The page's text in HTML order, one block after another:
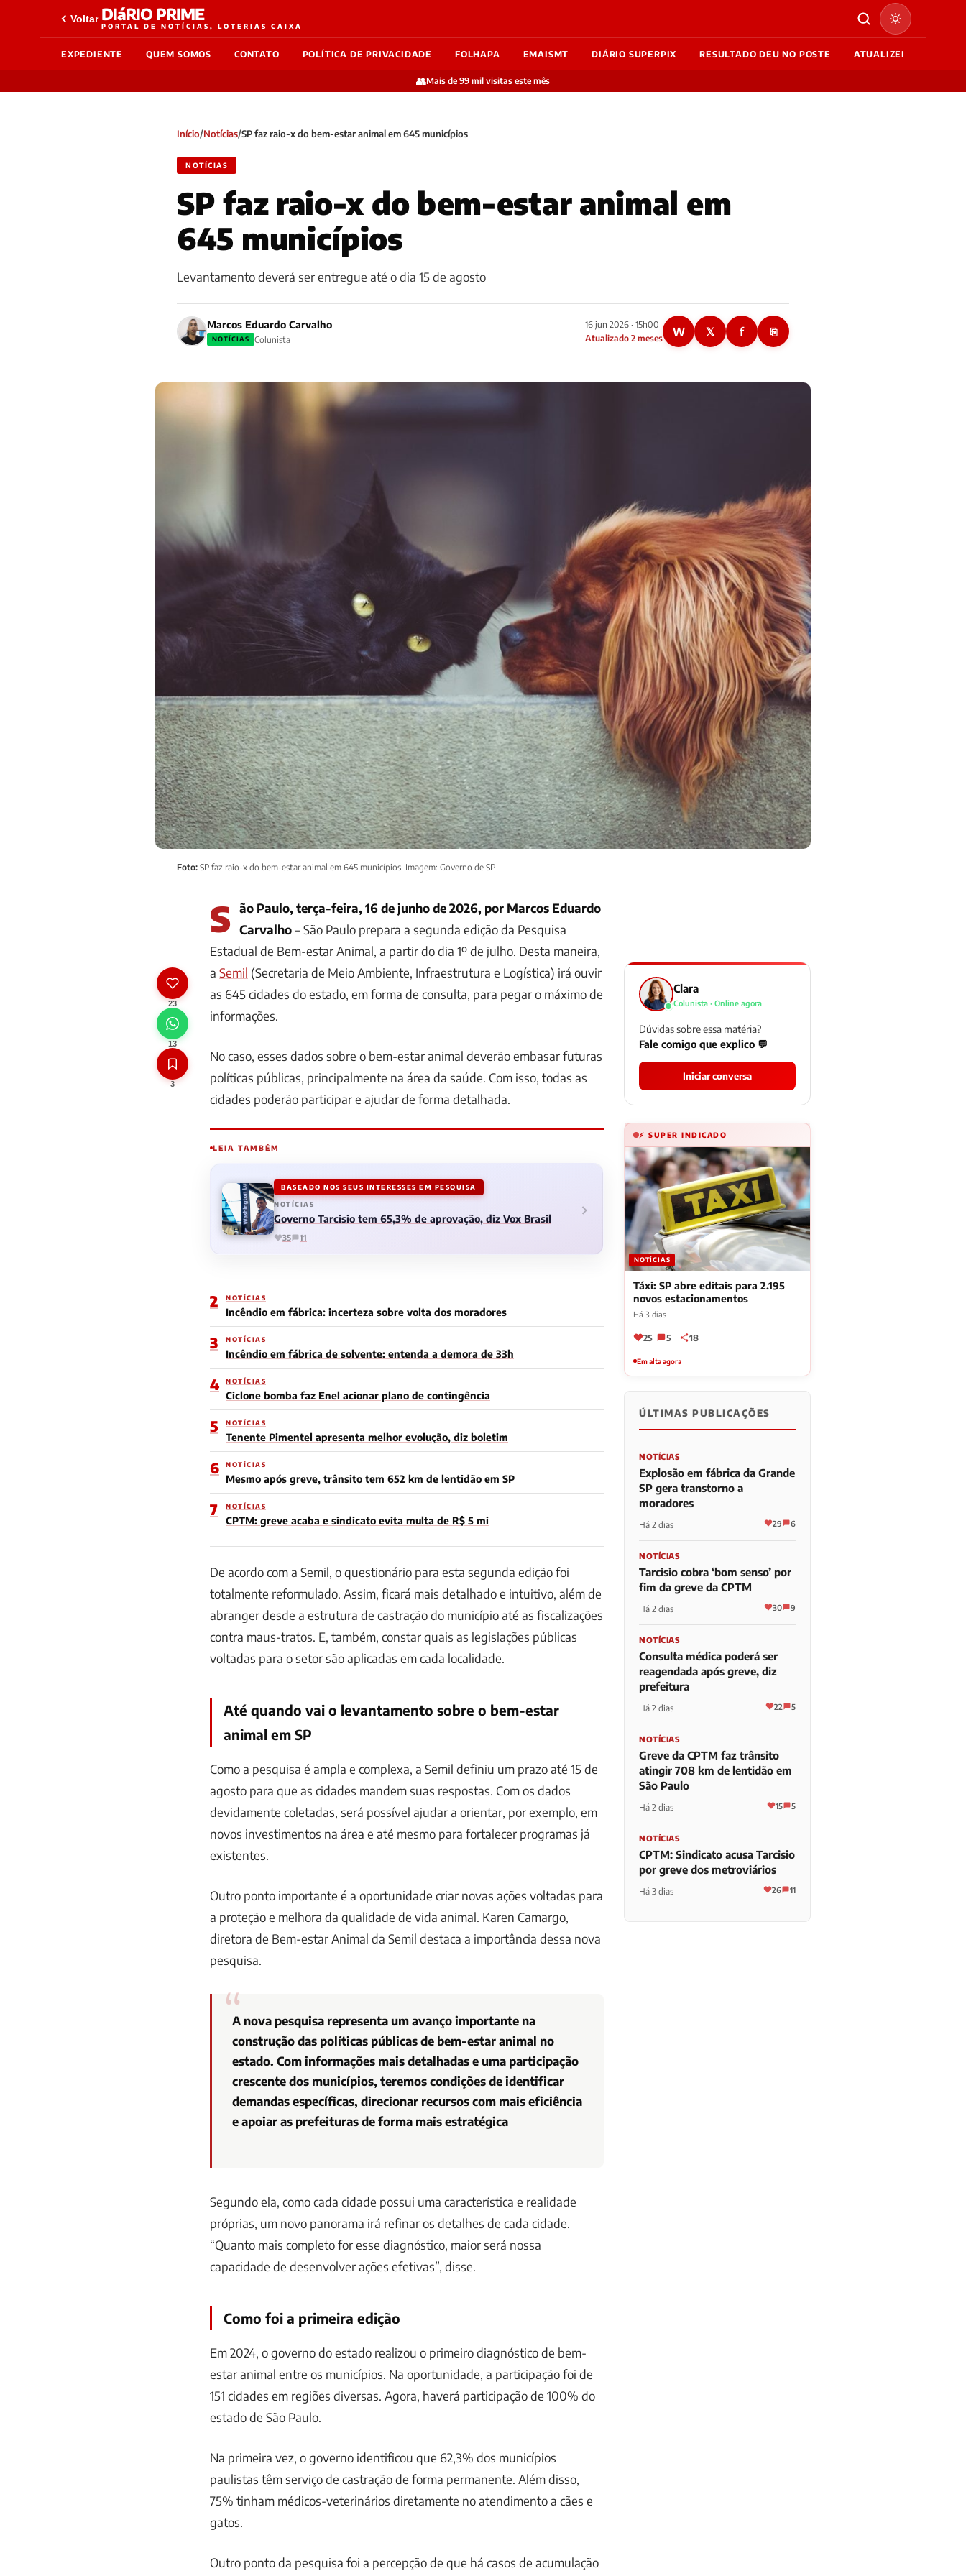
Voltar DIáRIO PRIME
PORTAL DE NOTÍCIAS, LOTERIAS CAIXA
EXPEDIENTE QUEM SOMOS CONTATO POLÍTICA DE PRIVACIDADE FOLHAPA EMAISMT DIÁRIO SUPERPIX RESULTADO DEU NO POSTE ATUALIZEI
👥Mais de 99 mil visitas este mês
Início/Notícias/SP faz raio-x do bem-estar animal em 645 municípios
NOTÍCIAS
SP faz raio-x do bem-estar animal em
645 municípios
Levantamento deverá ser entregue até o dia 15 de agosto
Marcos Eduardo Carvalho
NOTÍCIAS Colunista
16 jun 2026 · 15h00
Atualizado 2 meses
W 𝕏 f ⎘
Foto: SP faz raio-x do bem-estar animal em 645 municípios. Imagem: Governo de SP
23
13
3
S ão Paulo, terça-feira, 16 de junho de 2026, por Marcos Eduardo
Carvalho– São Paulo prepara a segunda edição da Pesquisa
Estadual de Bem-estar Animal, a partir do dia 1º de julho. Desta maneira,
a Semil (Secretaria de Meio Ambiente, Infraestrutura e Logística) irá ouvir
as 645 cidades do estado, em forma de consulta, para pegar o máximo de
informações.
No caso, esses dados sobre o bem-estar animal deverão embasar futuras
políticas públicas, principalmente na área da saúde. Com isso, todas as
cidades poderão participar e ajudar de forma detalhada.
LEIA TAMBÉM
BASEADO NOS SEUS INTERESSES EM PESQUISA
NOTÍCIAS
Governo Tarcisio tem 65,3% de aprovação, diz Vox Brasil
35 11
2 NOTÍCIAS
Incêndio em fábrica: incerteza sobre volta dos moradores
3 NOTÍCIAS
Incêndio em fábrica de solvente: entenda a demora de 33h
4 NOTÍCIAS
Ciclone bomba faz Enel acionar plano de contingência
5 NOTÍCIAS
Tenente Pimentel apresenta melhor evolução, diz boletim
6 NOTÍCIAS
Mesmo após greve, trânsito tem 652 km de lentidão em SP
7 NOTÍCIAS
CPTM: greve acaba e sindicato evita multa de R$ 5 mi
De acordo com a Semil, o questionário para esta segunda edição foi
totalmente reformulado. Assim, ficará mais detalhado e intuitivo, além de
abranger desde a estrutura de castração do município até as fiscalizações
contra maus-tratos. E, também, constar quais as legislações públicas
voltadas para o setor são aplicadas em cada localidade.
Até quando vai o levantamento sobre o bem-estar
animal em SP
Como a pesquisa é ampla e complexa, a Semil definiu um prazo até 15 de
agosto para que as cidades mandem suas respostas. Com os dados
devidamente coletadas, será possível ajudar a orientar, por exemplo, em
novos investimentos na área e até mesmo para fortalecer programas já
existentes.
Outro ponto importante é a oportunidade criar novas ações voltadas para
a proteção e melhora da qualidade de vida animal. Karen Camargo,
diretora de Bem-estar Animal da Semil destaca a importância dessa nova
pesquisa.
A nova pesquisa representa um avanço importante na
construção das políticas públicas de bem-estar animal no
estado. Com informações mais detalhadas e uma participação
crescente dos municípios, teremos condições de identificar
demandas específicas, direcionar recursos com mais eficiência
e apoiar as prefeituras de forma mais estratégica
Segundo ela, como cada cidade possui uma característica e realidade
próprias, um novo panorama irá refinar os detalhes de cada cidade.
“Quanto mais completo for esse diagnóstico, maior será nossa
capacidade de desenvolver ações efetivas”, disse.
Como foi a primeira edição
Em 2024, o governo do estado realizou o primeiro diagnóstico de bem-
estar animal entre os municípios. Na oportunidade, a participação foi de
151 cidades em regiões diversas. Agora, haverá participação de 100% do
estado de São Paulo.
Na primeira vez, o governo identificou que 62,3% dos municípios
paulistas têm serviço de castração de forma permanente. Além disso,
75% tinham médicos-veterinários diretamente no atendimento a cães e
gatos.
Outro ponto da pesquisa foi a percepção de que há casos de acumulação
Clara
Colunista · Online agora
Dúvidas sobre essa matéria?
Fale comigo que explico 💬
Iniciar conversa
⚡ SUPER INDICADO
NOTÍCIAS
Táxi: SP abre editais para 2.195
novos estacionamentos
Há 3 dias
25 5 18
Em alta agora
ÚLTIMAS PUBLICAÇÕES
NOTÍCIAS
Explosão em fábrica da Grande
SP gera transtorno a
moradores
Há 2 dias 29 6
NOTÍCIAS
Tarcisio cobra ‘bom senso’ por
fim da greve da CPTM
Há 2 dias 30 9
NOTÍCIAS
Consulta médica poderá ser
reagendada após greve, diz
prefeitura
Há 2 dias 22 5
NOTÍCIAS
Greve da CPTM faz trânsito
atingir 708 km de lentidão em
São Paulo
Há 2 dias 15 5
NOTÍCIAS
CPTM: Sindicato acusa Tarcisio
por greve dos metroviários
Há 3 dias 26 11